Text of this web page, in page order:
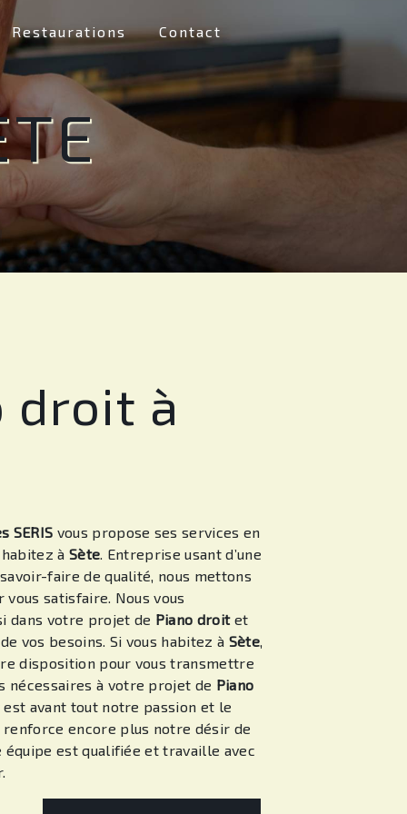
Restaurations Contact
droit à
SERIS vous propose ses services en
à Sète. Entreprise usant d’une
faire de qualité, nous mettons
satisfaire. Nous vous
dans votre projet de Piano droitet
vos besoins. Si vous habitez à Sète,
disposition pour vous transmettre
nécessaires à votre projet de Piano
avant tout notre passion et le
renforce encore plus notre désir de
équipe est qualifiée et travaille avec